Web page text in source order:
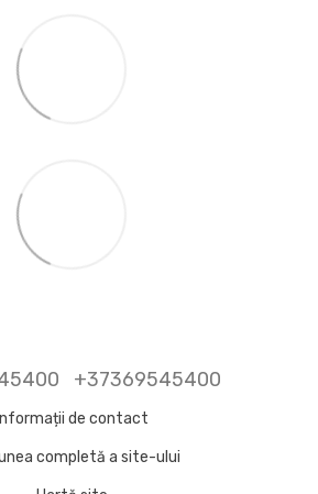
+37369545400
Informații de contact
completă a site-ului